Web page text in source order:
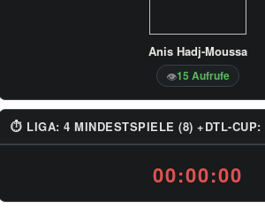
Anis Hadj-Moussa
👁15 Aufrufe
⏱ LIGA: 4 MINDESTSPIELE (8) +DTL-CUP:
00:00:00